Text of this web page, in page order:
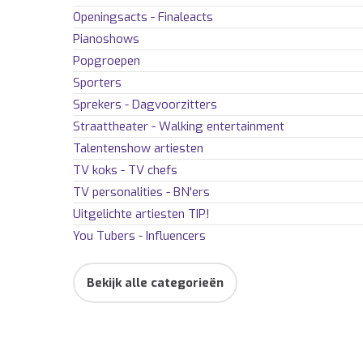
Openingsacts - Finaleacts
Pianoshows
Popgroepen
Sporters
Sprekers - Dagvoorzitters
Straattheater - Walking entertainment
Talentenshow artiesten
TV koks - TV chefs
TV personalities - BN'ers
Uitgelichte artiesten TIP!
You Tubers - Influencers
Bekijk alle categorieën